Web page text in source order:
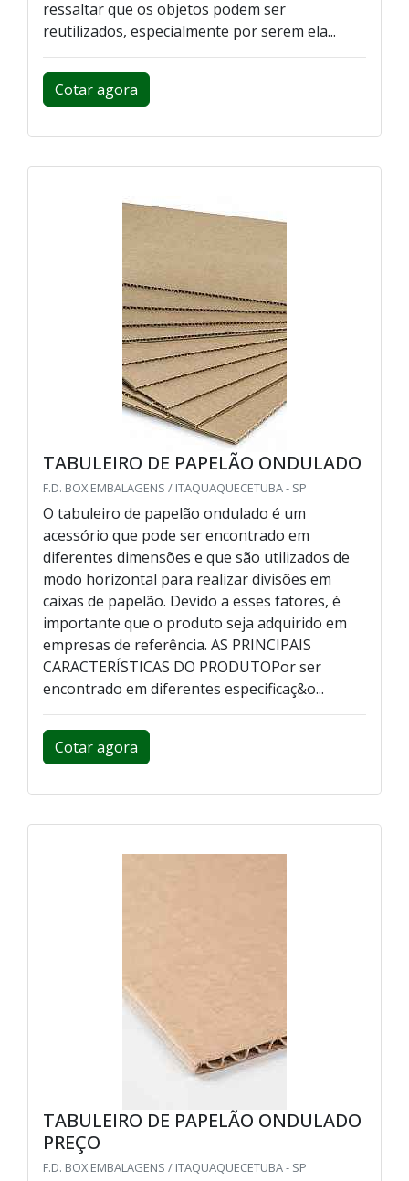
ressaltar que os objetos podem ser
reutilizados, especialmente por serem ela...
Cotar agora
TABULEIRO DE PAPELÃO ONDULADO
F.D. BOX EMBALAGENS / ITAQUAQUECETUBA - SP
O tabuleiro de papelão ondulado é um
acessório que pode ser encontrado em
diferentes dimensões e que são utilizados de
modo horizontal para realizar divisões em
caixas de papelão. Devido a esses fatores, é
importante que o produto seja adquirido em
empresas de referência. AS PRINCIPAIS
CARACTERÍSTICAS DO PRODUTOPor ser
encontrado em diferentes especificaç&o...
Cotar agora
TABULEIRO DE PAPELÃO ONDULADO
PREÇO
F.D. BOX EMBALAGENS / ITAQUAQUECETUBA - SP